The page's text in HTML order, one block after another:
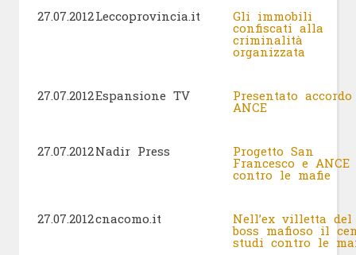
27.07.2012Leccoprovincia.it Gli immobili
confiscati alla
criminalità
organizzata
27.07.2012Espansione TV Presentato accordo
ANCE
27.07.2012Nadir Press Progetto San
Francesco e ANCE
contro le mafie
27.07.2012cnacomo.it Nell’ex villetta del
boss mafioso il
studi contro le